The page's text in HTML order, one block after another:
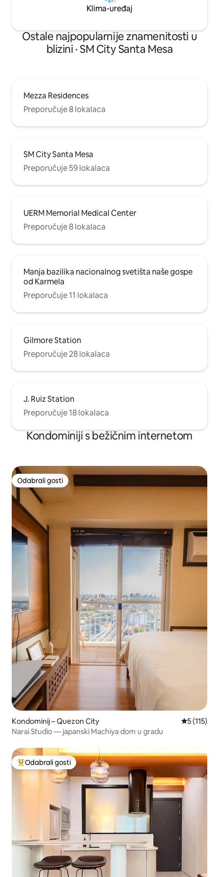
Klima-uređaj
Ostale najpopularnije znamenitosti u
blizini · SM City Santa Mesa
Mezza Residences
Preporučuje 8 lokalaca
SM City Santa Mesa
Preporučuje 59 lokalaca
UERM Memorial Medical Center
Preporučuje 8 lokalaca
Manja bazilika nacionalnog svetišta naše gospe
od Karmela
Preporučuje 11 lokalaca
Gilmore Station
Preporučuje 28 lokalaca
J. Ruiz Station
Preporučuje 18 lokalaca
Kondominiji s bežičnim internetom
Odabrali gosti
Odabrali gosti
Kondominij – Quezon City Prosječna
5 (115)
Narai Studio — japanski Machiya dom u gradu
Među najviše rangiranima s oznakom „Odabrali gosti”
Odabrali gosti